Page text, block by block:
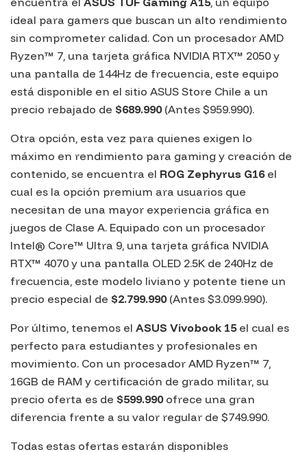
ideal para gamers que buscan un alto rendimiento
sin comprometer calidad. Con un procesador AMD
Ryzen™ 7, una tarjeta gráfica NVIDIA RTX™ 2050 y
una pantalla de 144Hz de frecuencia, este equipo
está disponible en el sitio ASUS Store Chile a un
precio rebajado de $689.990(Antes $959.990).
Otra opción, esta vez para quienes exigen lo
máximo en rendimiento para gaming y creación de
contenido, se encuentra el ROG Zephyrus G16el
cual es la opción premium ara usuarios que
necesitan de una mayor experiencia gráfica en
juegos de Clase A. Equipado con un procesador
Intel® Core™ Ultra 9, una tarjeta gráfica NVIDIA
RTX™ 4070 y una pantalla OLED 2.5K de 240Hz de
frecuencia, este modelo liviano y potente tiene un
precio especial de $2.799.990(Antes $3.099.990).
Por último, tenemos el ASUS Vivobook 15el cual es
perfecto para estudiantes y profesionales en
movimiento. Con un procesador AMD Ryzen™ 7,
16GB de RAM y certificación de grado militar, su
precio oferta es de $599.990ofrece una gran
diferencia frente a su valor regular de $749.990.
Todas estas ofertas estarán disponibles